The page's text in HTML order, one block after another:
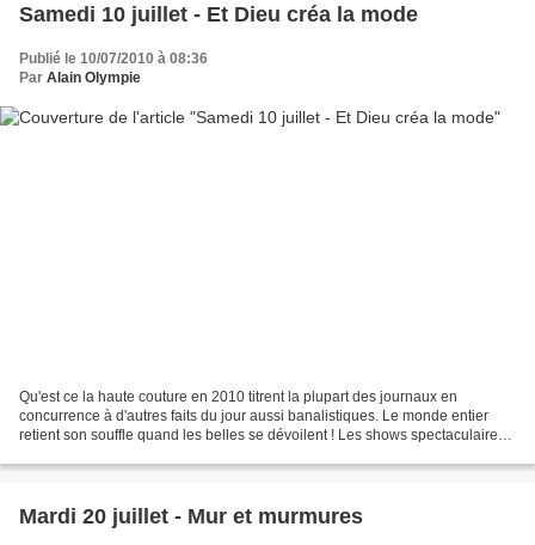
Samedi 10 juillet - Et Dieu créa la mode
Publié le 10/07/2010 à 08:36
Par Alain Olympie
Qu'est ce la haute couture en 2010 titrent la plupart des journaux en
concurrence à d'autres faits du jour aussi banalistiques. Le monde entier
retient son souffle quand les belles se dévoilent ! Les shows spectaculaires
Mardi 20 juillet - Mur et murmures